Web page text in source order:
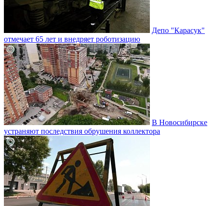
Депо "Карасук"
отмечает 65 лет и внедряет роботизацию
В Новосибирске
устраняют последствия обрушения коллектора